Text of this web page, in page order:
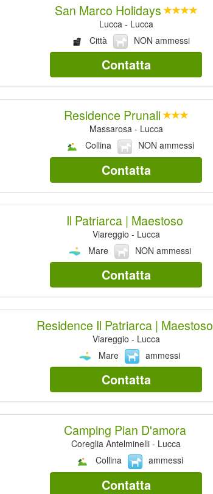
San Marco Holidays
Lucca - Lucca
Città
NON ammessi
Contatta
Residence Prunali
Massarosa - Lucca
Collina
NON ammessi
Contatta
Il Patriarca | Maestoso
Viareggio - Lucca
Mare
NON ammessi
Contatta
Residence Il Patriarca | Maestoso
Viareggio - Lucca
Mare
ammessi
Contatta
Camping Pian D'amora
Coreglia Antelminelli - Lucca
Collina
ammessi
Contatta